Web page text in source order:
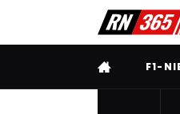
VOLLEDIGF1-